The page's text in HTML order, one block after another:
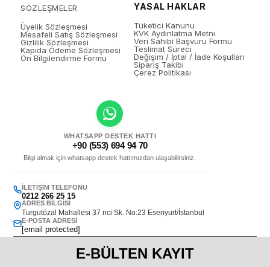
SÖZLEŞMELER
Üyelik Sözleşmesi
Mesafeli Satış Sözleşmesi
Gizlilik Sözleşmesi
Kapıda Ödeme Sözleşmesi
Ön Bilgilendirme Formu
YASAL HAKLAR
Tüketici Kanunu
KVK Aydınlatma Metni
Veri Sahibi Başvuru Formu
Teslimat Süreci
Değişim / İptal / İade Koşulları
Sipariş Takibi
Çerez Politikası
WHATSAPP DESTEK HATTI
+90 (553) 694 94 70
Bilgi almak için whatsapp destek hattımızdan ulaşabilirsiniz.
İLETIŞIM TELEFONU
0212 266 25 15
ADRES BILGISI
Turgutözal Mahallesi 37 nci Sk. No:23 Esenyurt/İstanbul
E-POSTA ADRESI
[email protected]
E-BÜLTEN KAYIT